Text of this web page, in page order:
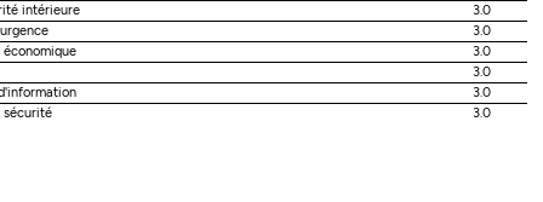
intérieure
3.0
3.0
3.0
3.0
3.0
sécurité
3.0